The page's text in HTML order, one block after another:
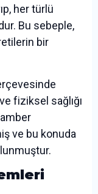
her türlü
Bu sebeple,
bir
fiziksel sağlığı
ve bu konuda